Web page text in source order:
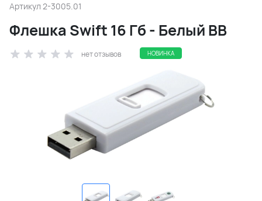
Артикул 2-3005.01
Флешка Swift 16 Гб - Белый BB
нет отзывов НОВИНКА